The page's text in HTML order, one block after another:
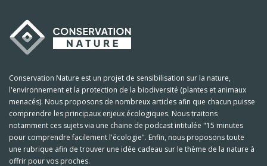
Conservation Nature est un projet de sensibilisation sur la nature,
l'environnement et la protection de la biodiversité (plantes et animaux
menacés). Nous proposons de nombreux articles afin que chacun puisse
comprendre les principaux enjeux écologiques. Nous traitons
notamment ces sujets via une chaine de podcast intitulée "15 minutes
pour comprendre facilement l'écologie". Enfin, nous proposons toute
une rubrique afin de trouver une idée cadeau sur le thème de la nature à
offrir pour vos proches.